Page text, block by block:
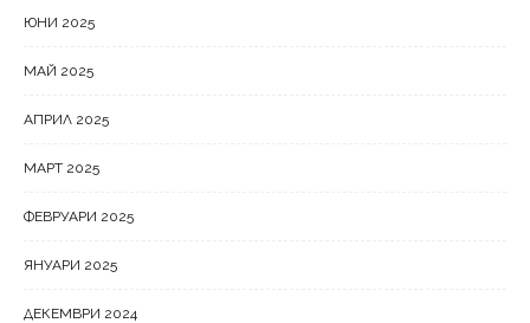
ЮНИ 2025
МАЙ 2025
АПРИЛ 2025
МАРТ 2025
ФЕВРУАРИ 2025
ЯНУАРИ 2025
ДЕКЕМВРИ 2024